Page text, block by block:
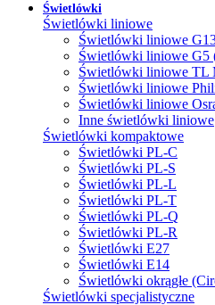
Świetlówki
Świetlówki liniowe
Świetlówki liniowe
Świetlówki liniowe G5
Świetlówki liniowe TL
Świetlówki liniowe
Świetlówki liniowe
Inne świetlówki liniowe
Świetlówki kompaktowe
Świetlówki PL-C
Świetlówki PL-S
Świetlówki PL-L
Świetlówki PL-T
Świetlówki PL-Q
Świetlówki PL-R
Świetlówki E27
Świetlówki E14
Świetlówki okrągłe
Świetlówki specjalistyczne